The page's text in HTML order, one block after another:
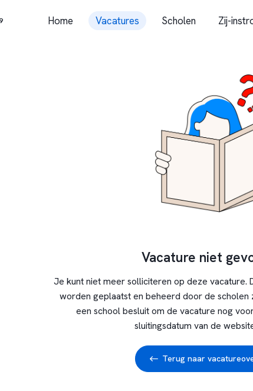
Home Vacatures Scholen Zij-
Vacature niet
Je kunt niet meer solliciteren op deze vacature.
worden geplaatst en beheerd door de
een school besluit om de vacature nog
sluitingsdatum van de
Terug naar